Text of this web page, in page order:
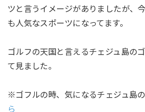
ツと言うイメージがありましたが、
も人気なスポーツになってます。
ゴルフの天国と言えるチェジュ島の
て見ました。
※ゴフルの時、気になるチェジュ島
ら